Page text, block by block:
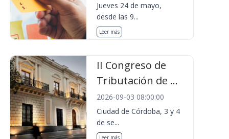
Jueves 24 de mayo,
desde las 9...
Leer más
II Congreso de
Tributación de ...
2026-09-03 08:00:00
Ciudad de Córdoba, 3 y 4
de se...
Leer más